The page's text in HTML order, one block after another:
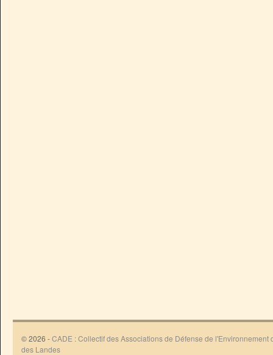
© 2026 -CADE : Collectif des Associations de Défense de l'Environnement
des Landes